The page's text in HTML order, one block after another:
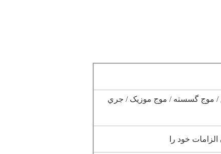
/ موج گسسته / موج موزيک / جري
خود را